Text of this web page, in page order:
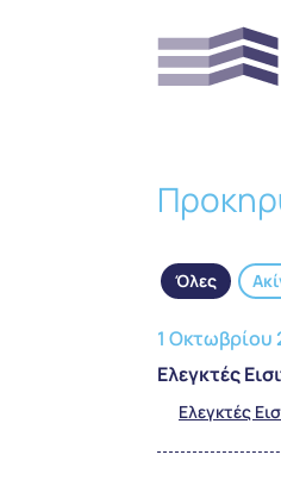
Όλες
1 Οκτωβρίου
Ελεγκτές
Ελεγκτές